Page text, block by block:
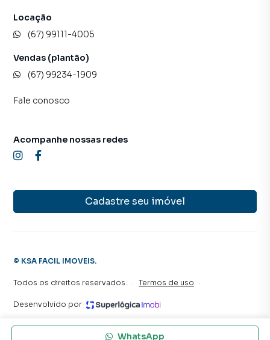
WhatsApp
Locação
(67) 99111-4005
Vendas (plantão)
(67) 99234-1909
Fale conosco
Cadastre seu imóvel
Acompanhe nossas redes
© KSA FACIL IMOVEIS.
Todos os direitos reservados. · Termos de uso ·
Desenvolvido por